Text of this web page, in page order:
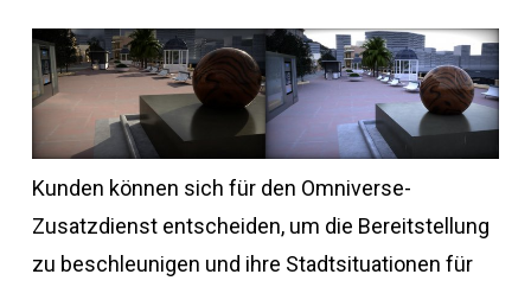
Kunden können sich für den Omniverse-
Zusatzdienst entscheiden, um die Bereitstellung
zu beschleunigen und ihre Stadtsituationen für